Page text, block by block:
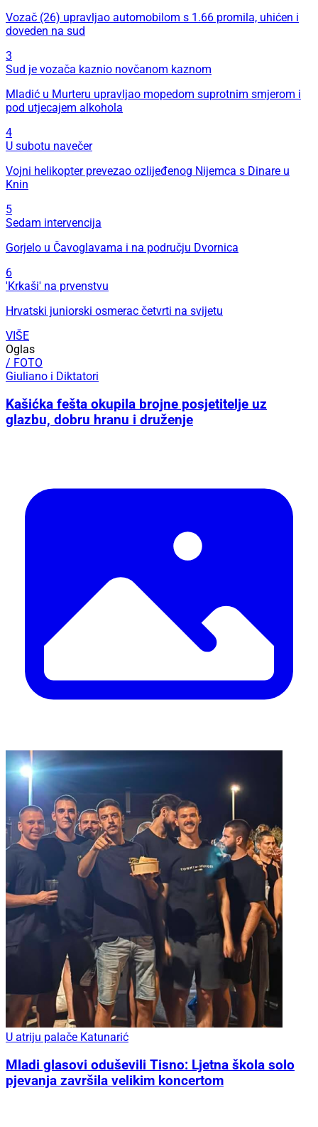
Vozač (26) upravljao automobilom s 1.66 promila, uhićen i
doveden na sud
3
Sud je vozača kaznio novčanom kaznom
Mladić u Murteru upravljao mopedom suprotnim smjerom i
pod utjecajem alkohola
4
U subotu navečer
Vojni helikopter prevezao ozlijeđenog Nijemca s Dinare u
Knin
5
Sedam intervencija
Gorjelo u Čavoglavama i na području Dvornica
6
'Krkaši' na prvenstvu
Hrvatski juniorski osmerac četvrti na svijetu
VIŠE
Oglas
/ FOTO
Giuliano i Diktatori
Kašićka fešta okupila brojne posjetitelje uz
glazbu, dobru hranu i druženje
U atriju palače Katunarić
Mladi glasovi oduševili Tisno: Ljetna škola solo
pjevanja završila velikim koncertom